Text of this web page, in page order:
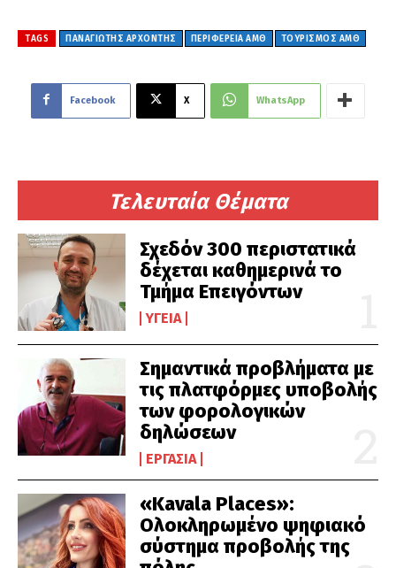
Τελευταία Θέματα
Σχεδόν 300 περιστατικά
δέχεται καθημερινά το
Τμήμα Επειγόντων
ΥΓΕΊΑ
Σημαντικά προβλήματα με
τις πλατφόρμες υποβολής
των φορολογικών
δηλώσεων
ΕΡΓΑΣΊΑ
«Kavala Places»:
Ολοκληρωμένο ψηφιακό
σύστημα προβολής της
TAGS ΠΑΝΑΓΙΩΤΗΣ ΑΡΧΟΝΤΗΣ ΠΕΡΙΦΕΡΕΙΑ ΑΜΘ ΤΟΥΡΙΣΜΟΣ ΑΜΘ
Facebook X WhatsApp